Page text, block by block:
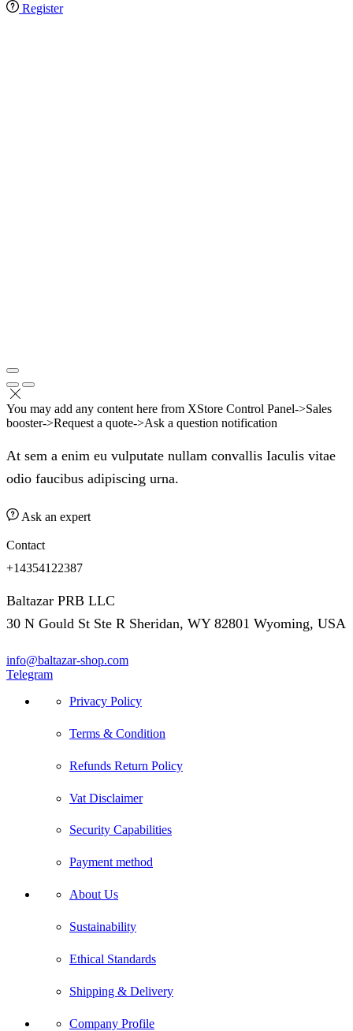
Register
You may add any content here from XStore Control Panel->Sales
booster->Request a quote->Ask a question notification
At sem a enim eu vulputate nullam convallis Iaculis vitae
odio faucibus adipiscing urna.
Ask an expert
Contact
+14354122387
Baltazar PRB LLC
30 N Gould St Ste R Sheridan, WY 82801 Wyoming, USA
info@baltazar-shop.com
Telegram
Privacy Policy
Terms & Condition
Refunds Return Policy
Vat Disclaimer
Security Capabilities
Payment method
About Us
Sustainability
Ethical Standards
Shipping & Delivery
Company Profile